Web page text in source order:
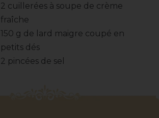
2 cuillerées à soupe de crème
fraîche
150 g de lard maigre coupé en
petits dés
2 pincées de sel